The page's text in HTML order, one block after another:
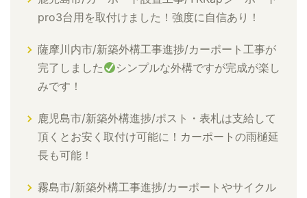
pro3台用を取付けました！強度に自信あり！
薩摩川内市/新築外構工事進捗/カーポート工事が
完了しました
シンプルな外構ですが完成が楽し
みです！
鹿児島市/新築外構進捗/ポスト・表札は支給して
頂くとお安く取付け可能に！カーポートの雨樋延
長も可能！
霧島市/新築外構工事進捗/カーポートやサイクル